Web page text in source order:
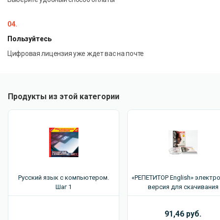
04.
Пользуйтесь
Цифровая лицензия уже ждет вас на почте
Продукты из этой категории
Русский язык с компьютером.
Шаг 1
«РЕПЕТИТОР English»
версия для скачивания
91,46 руб.